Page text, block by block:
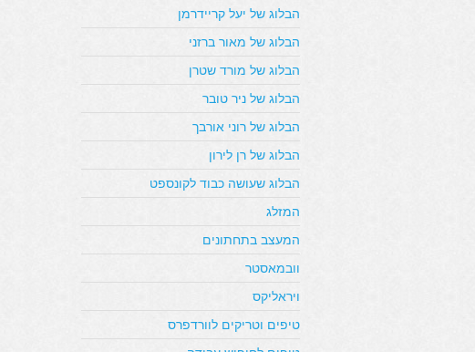
הבלוג של יעל קריידרמן
הבלוג של מאור ברזני
הבלוג של מורד שטרן
הבלוג של ניר טובר
הבלוג של רוני אורבך
הבלוג של רן לירון
הבלוג שעושה כבוד לקונספט
המזלג
המעצב בתחתונים
וובמאסטר
ויראליקס
טיפים וטריקים לוורדפרס